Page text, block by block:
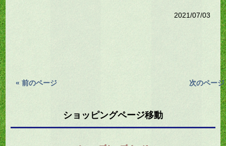
2021/07/03
« 前のページ 次のページ
ショッピングページ移動